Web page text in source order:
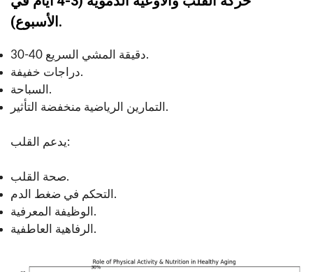
الأسبوع).
30-40 دقيقة المشي السريع.
دراجات خفيفة.
السباحة.
التمارين الرياضية منخفضة التأثير.
يدعم القلب:
صحة القلب.
التحكم في ضغط الدم.
الوظيفة المعرفية.
الرفاهية العاطفية.